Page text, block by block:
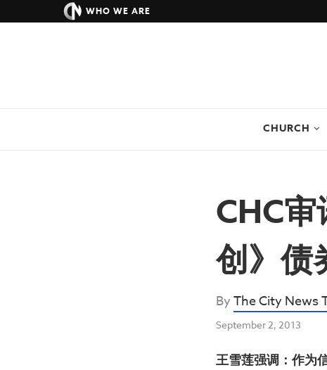
WHO WE ARE
CHURCH
CHC
创》债
ByThe City News
September 2, 2013
王雪莲强调：作为